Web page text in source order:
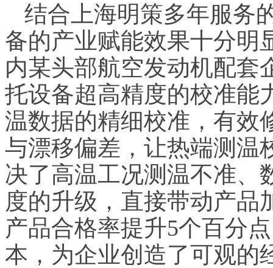
结合上海明策多年服务
备的产业赋能效果十分明
内某头部航空发动机配套
托设备超高精度的校准能
温数据的精细校准，有效
与漂移偏差，让热端测温
决了高温工况测温不准、
度的升级，直接带动产品
产品合格率提升5个百分
本，为企业创造了可观的